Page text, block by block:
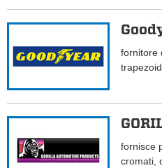
fornitore
fornisce
cromati,